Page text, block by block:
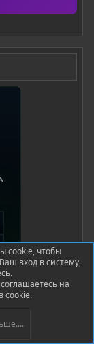
cookie, чтобы
вход в систему,
на
cookie.